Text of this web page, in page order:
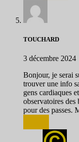
TOUCHARD
3 décembre 2024
Bonjour, je serai
trouver une info
gens cardiaques
observatoires
pour des passes.